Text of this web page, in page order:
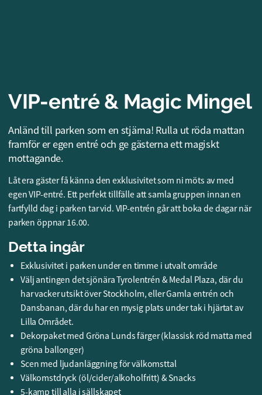
VIP-entré & Magic Mingel
Anländ till parken som en stjärna! Rulla ut röda mattan
framför er egen entré och ge gästerna ett magiskt
mottagande.
Låt era gäster få känna den exklusivitet som ni möts av med
egen VIP-entré. Ett perfekt tillfälle att samla gruppen innan en
fartfylld dag i parken tar vid. VIP-entrén går att boka de dagar när
parken öppnar 16.00.
Detta ingår
Exklusivitet i parken under en timme i utvalt område
Välj antingen det sjönära Tyrolentrén & Medal Plaza, där du
har vacker utsikt över Stockholm, eller Gamla entrén och
Dansbanan, där du har en mysig plats under tak i hjärtat av
Lilla Området.
Dekorpaket med Gröna Lunds färger (klassisk röd matta med
gröna ballonger)
Scen med ljudanläggning för välkomsttal
Välkomstdryck (öl/cider/alkoholfritt) & Snacks
5-kamp till alla i sällskapet